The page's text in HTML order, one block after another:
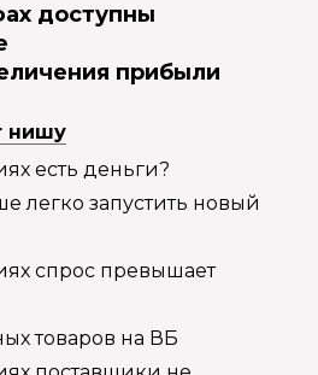
доступны
прибыли
нишу
есть деньги?
легко запустить новый
спрос превышает
товаров на ВБ